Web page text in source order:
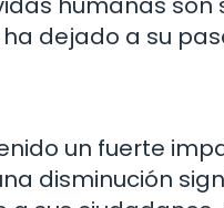
dejado a su
un fuerte
disminución